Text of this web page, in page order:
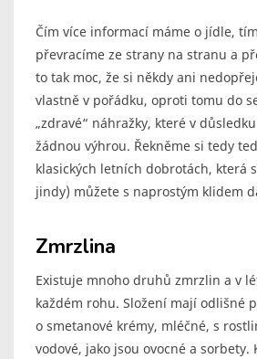
Čím více informací máme o jídle,
převracíme ze strany na stranu a
to tak moc, že si někdy ani
vlastně v pořádku, oproti tomu do
„zdravé“ náhražky, které v
žádnou výhrou. Řekněme si tedy
klasických letních dobrotách, která
jindy) můžete s naprostým klidem
Zmrzlina
Existuje mnoho druhů zmrzlin a v
každém rohu. Složení mají odlišné
o smetanové krémy, mléčné, s
vodové, jako jsou ovocné a sorbety.